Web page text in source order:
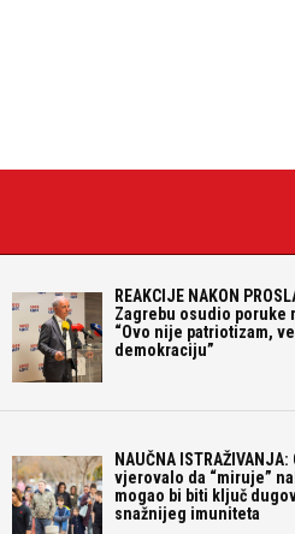
REAKCIJE NAKON
Zagrebu osudio poruke
“Ovo nije patriotizam,
demokraciju”
NAUČNA
vjerovalo da “miruje”
mogao bi biti ključ
snažnijeg imuniteta